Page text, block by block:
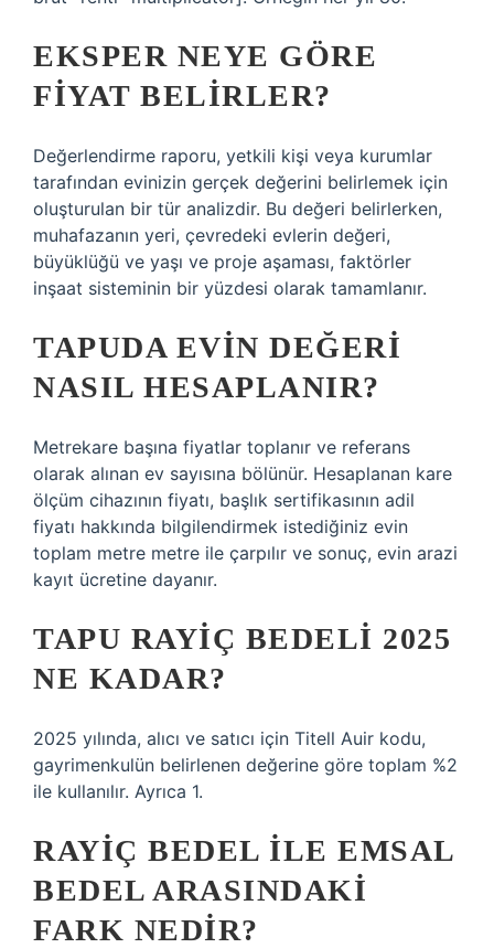
EKSPER NEYE GÖRE
FIYAT BELIRLER?
Değerlendirme raporu, yetkili kişi veya kurumlar
tarafından evinizin gerçek değerini belirlemek için
oluşturulan bir tür analizdir. Bu değeri belirlerken,
muhafazanın yeri, çevredeki evlerin değeri,
büyüklüğü ve yaşı ve proje aşaması, faktörler
inşaat sisteminin bir yüzdesi olarak tamamlanır.
TAPUDA EVIN DEĞERI
NASIL HESAPLANIR?
Metrekare başına fiyatlar toplanır ve referans
olarak alınan ev sayısına bölünür. Hesaplanan kare
ölçüm cihazının fiyatı, başlık sertifikasının adil
fiyatı hakkında bilgilendirmek istediğiniz evin
toplam metre metre ile çarpılır ve sonuç, evin arazi
kayıt ücretine dayanır.
TAPU RAYIÇ BEDELI 2025
NE KADAR?
2025 yılında, alıcı ve satıcı için Titell Auir kodu,
gayrimenkulün belirlenen değerine göre toplam %2
ile kullanılır. Ayrıca 1.
RAYIÇ BEDEL ILE EMSAL
BEDEL ARASINDAKI
FARK NEDIR?